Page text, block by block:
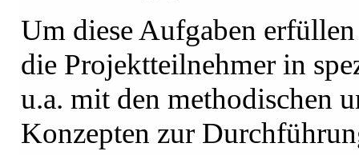
Um diese Aufgaben
die Projektteilnehmer in
u.a. mit den methodischen
Konzepten zur